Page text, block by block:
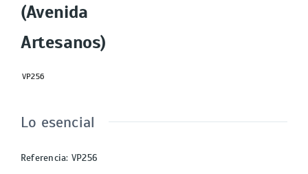
(Avenida
Artesanos)
VP256
Lo esencial
Referencia: VP256